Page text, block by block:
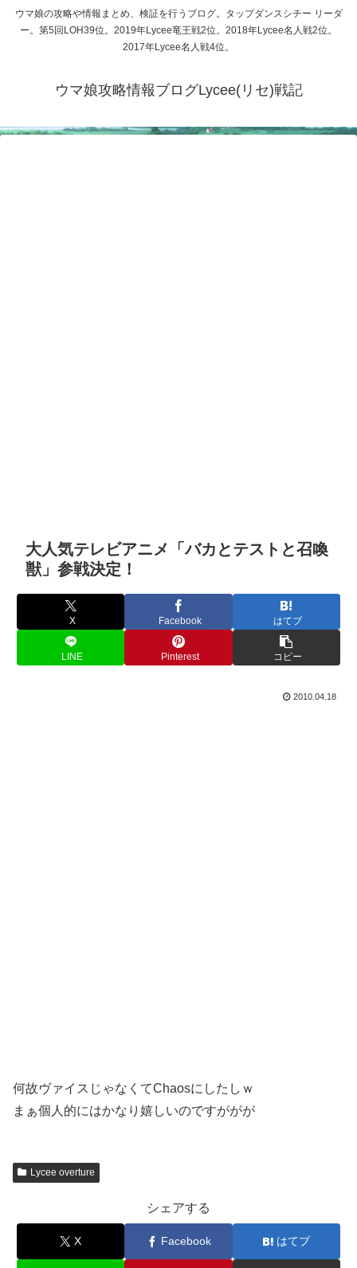
ウマ娘の攻略や情報まとめ、検証を行うブログ。タップダンスシチー リーダ
ー。第5回LOH39位。2019年Lycee竜王戦2位。2018年Lycee名人戦2位。
2017年Lycee名人戦4位。
ウマ娘攻略情報ブログLycee(リセ)戦記
大人気テレビアニメ「バカとテストと召喚
獣」参戦決定！
X Facebook はてブ
LINE Pinterest コピー
2010.04.18
何故ヴァイスじゃなくてChaosにしたしｗ
まぁ個人的にはかなり嬉しいのですががが
Lycee overture
シェアする
X Facebook はてブ